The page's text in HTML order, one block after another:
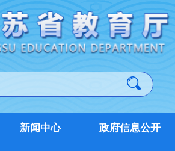
新闻中心 政府信息公开